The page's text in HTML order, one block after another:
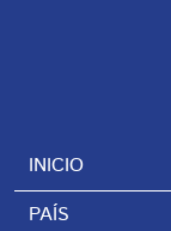
INICIO
PAÍS